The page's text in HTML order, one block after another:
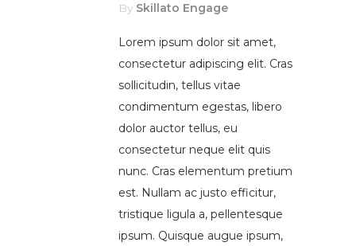
By Skillato Engage
Lorem ipsum dolor sit amet,
consectetur adipiscing elit. Cras
sollicitudin, tellus vitae
condimentum egestas, libero
dolor auctor tellus, eu
consectetur neque elit quis
nunc. Cras elementum pretium
est. Nullam ac justo efficitur,
tristique ligula a, pellentesque
ipsum. Quisque augue ipsum,